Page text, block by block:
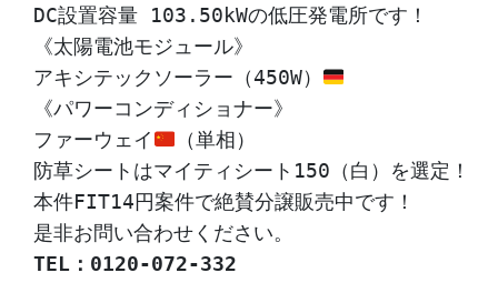
DC設置容量 103.50kWの低圧発電所です！
《太陽電池モジュール》
アキシテックソーラー（450W）
《パワーコンディショナー》
ファーウェイ
（単相）
防草シートはマイティシート150（白）を選定！
本件FIT14円案件で絶賛分譲販売中です！
TEL：0120-072-332